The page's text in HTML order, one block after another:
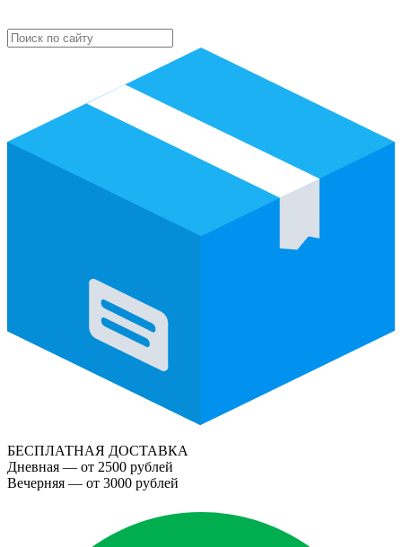
БЕСПЛАТНАЯ ДОСТАВКА
Дневная — от 2500 рублей
Вечерняя — от 3000 рублей